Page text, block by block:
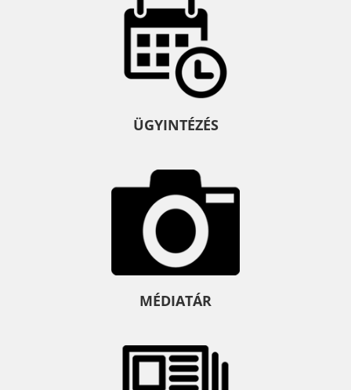
ÜGYINTÉZÉS
MÉDIATÁR